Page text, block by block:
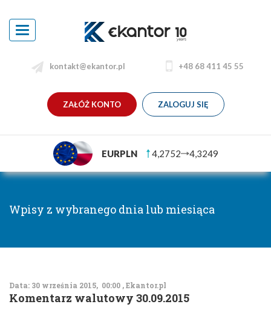
Toggle
navigation
kontakt@ekantor.pl +48 68 411 45 55
ZAŁÓŻ KONTO ZALOGUJ SIĘ
EURPLN 4,2752 4,3249
Wpisy z wybranego dnia lub miesiąca
Data: 30 września 2015, 00:00 , Ekantor.pl
Komentarz walutowy 30.09.2015